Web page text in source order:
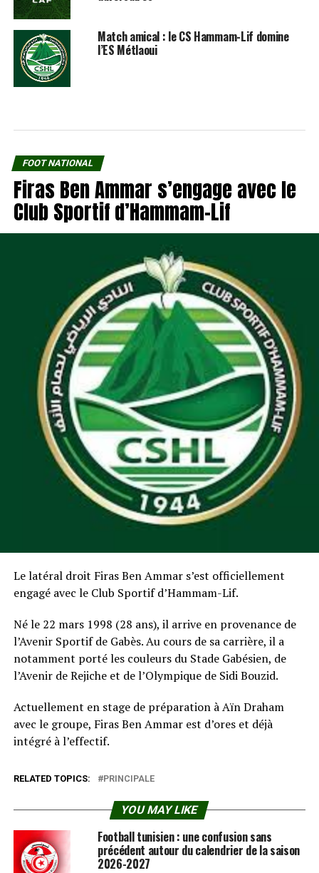
Match amical : le CS Hammam-Lif domine
l’ES Métlaoui
FOOT NATIONAL
Firas Ben Ammar s’engage avec le
Club Sportif d’Hammam-Lif
Le latéral droit Firas Ben Ammar s’est officiellement
engagé avec le Club Sportif d’Hammam-Lif.
Né le 22 mars 1998 (28 ans), il arrive en provenance de
l’Avenir Sportif de Gabès. Au cours de sa carrière, il a
notamment porté les couleurs du Stade Gabésien, de
l’Avenir de Rejiche et de l’Olympique de Sidi Bouzid.
Actuellement en stage de préparation à Aïn Draham
avec le groupe, Firas Ben Ammar est d’ores et déjà
intégré à l’effectif.
RELATED TOPICS: PRINCIPALE
YOU MAY LIKE
Football tunisien : une confusion sans
précédent autour du calendrier de la saison
2026-2027